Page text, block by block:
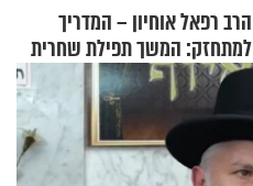
הרב רפאל אוחיון – המדריך
למתחזק: המשך תפילת שחרית
מאשרי ועד עלינו